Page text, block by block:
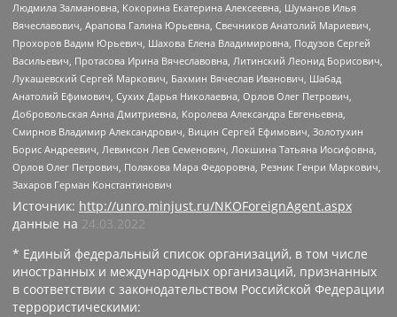
Людмила Залмановна, Кокорина Екатерина Алексеевна, Шуманов Илья
Вячеславович, Арапова Галина Юрьевна, Свечников Анатолий Мариевич,
Прохоров Вадим Юрьевич, Шахова Елена Владимировна, Подузов Сергей
Васильевич, Протасова Ирина Вячеславовна, Литинский Леонид Борисович,
Лукашевский Сергей Маркович, Бахмин Вячеслав Иванович, Шабад
Анатолий Ефимович, Сухих Дарья Николаевна, Орлов Олег Петрович,
Добровольская Анна Дмитриевна, Королева Александра Евгеньевна,
Смирнов Владимир Александрович, Вицин Сергей Ефимович, Золотухин
Борис Андреевич, Левинсон Лев Семенович, Локшина Татьяна Иосифовна,
Орлов Олег Петрович, Полякова Мара Федоровна, Резник Генри Маркович,
Захаров Герман Константинович
Источник: http://unro.minjust.ru/NKOForeignAgent.aspx
данные на 24.03.2022
* Единый федеральный список организаций, в том числе
иностранных и международных организаций, признанных
в соответствии с законодательством Российской Федерации
террористическими: